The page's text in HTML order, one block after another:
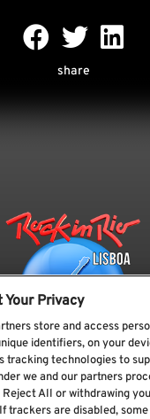
share
a nossa
Your Privacy
store and access
identifiers, on your
tracking technologies to
we and our partners
All or withdrawing
trackers are disabled,